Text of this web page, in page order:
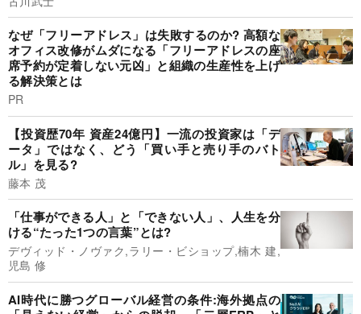
なぜ「フリーアドレス」は失敗するのか? 高額な
オフィス改修がムダになる「フリーアドレスの座
席予約が定着しない元凶」と組織の生産性を上げ
る解決策とは
PR
【投資歴70年 資産24億円】一流の投資家は「デ
ータ」ではなく、どう「買い手と売り手のバト
ル」を見る?
藤本 茂
「仕事ができる人」と「できない人」、人生を分
ける“たった1つの言葉”とは?
デヴィッド・ノヴァク,ラリー・ビショップ,楠木 建,
児島 修
AI時代に勝つグローバル経営の条件:海外拠点の